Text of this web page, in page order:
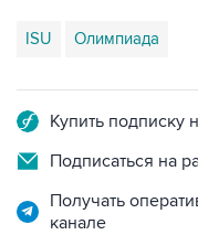
ISU Олимпиада
Купить подписку
Подписаться на
Получать
канале